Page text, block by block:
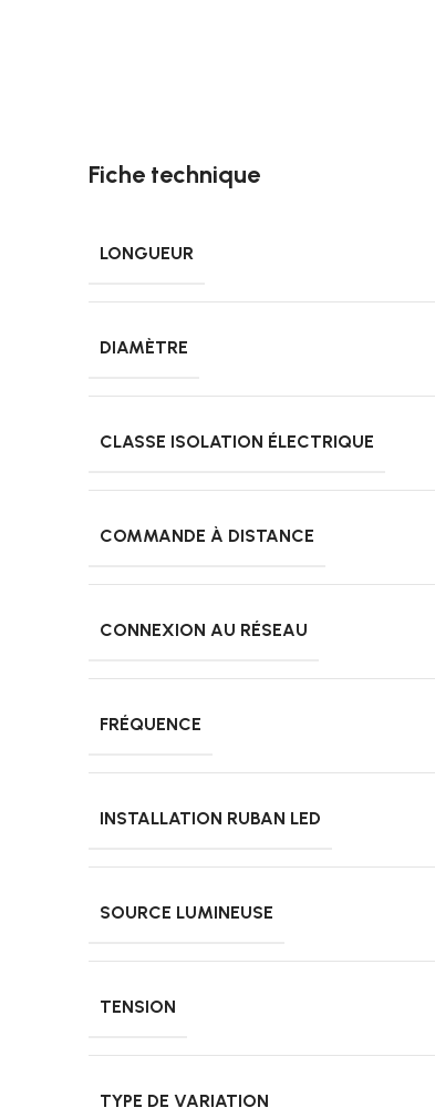
Fiche technique
LONGUEUR
DIAMÈTRE
CLASSE ISOLATION ÉLECTRIQUE
COMMANDE À DISTANCE
CONNEXION AU RÉSEAU
FRÉQUENCE
INSTALLATION RUBAN LED
SOURCE LUMINEUSE
TENSION
TYPE DE VARIATION